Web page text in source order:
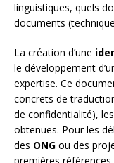
linguistiques, quels
documents
La création d’une
le développement
expertise. Ce
concrets de
de confidentialité),
obtenues. Pour les
des ONG ou des